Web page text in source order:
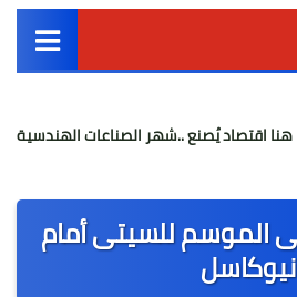
أخبار مصر
عالمى
الرياضة
يُصنع ..شهر الصناعات الهندسية : حيث تتحول
الموسم للسيتى أمام
نيوكاسل